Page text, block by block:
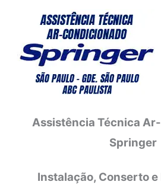
conteúdo
Assistência Técnica
Springer
Instalação, Conserto